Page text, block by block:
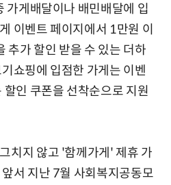
가게배달이나 배민배달에 입
이벤트 페이지에서 1만원 이
추가 할인 받을 수 있는 더하
쇼핑에 입점한 가게는 이벤
인 쿠폰을 선착순으로 지원
치지 않고 '함께가게' 제휴 가
서 지난 7월 사회복지공동모